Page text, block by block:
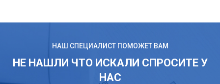
НАШ СПЕЦИАЛИСТ ПОМОЖЕТ ВАМ
НЕ НАШЛИ ЧТО ИСКАЛИ СПРОСИТЕ У
НАС